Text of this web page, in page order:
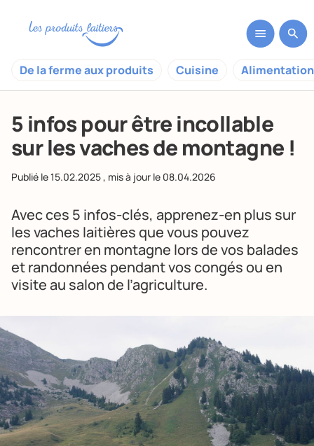
De la ferme aux produits Cuisine
5 infos pour être incollable
sur les vaches de montagne !
Publié le15.02.2025, mis à jour le 08.04.2026
Avec ces 5 infos-clés, apprenez-en plus sur
les vaches laitières que vous pouvez
rencontrer en montagne lors de vos balades
et randonnées pendant vos congés ou en
visite au salon de l’agriculture.